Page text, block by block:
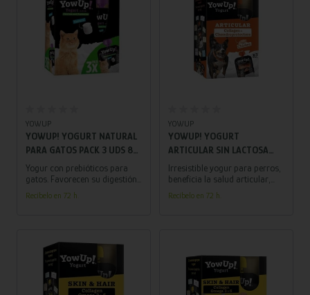
YOWUP
YOWUP! YOGURT NATURAL
PARA GATOS PACK 3 UDS 85
GR
Yogur con prebióticos para
gatos. Favorecen su digestión
y son un delicioso premio.
¡Cuida a tu felino con este
Recíbelo en 72 h.
YOWUP
YOWUP! YOGURT
ARTICULAR SIN LACTOSA
PARA PERROS CON POLLO
PACK 3 UDS 115 GR
Irresistible yogur para perros,
beneficia la salud articular,
impulsa su vitalidad y
felicidad diaria. ¡Una
Recíbelo en 72 h.